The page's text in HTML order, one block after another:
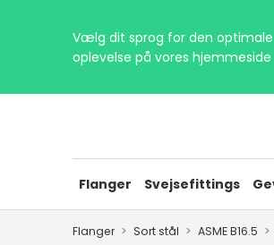
Vælg dit sprog for den optimale
oplevelse på vores hjemmeside
Flanger Svejsefittings
Flanger Sort stål ASME B16.5